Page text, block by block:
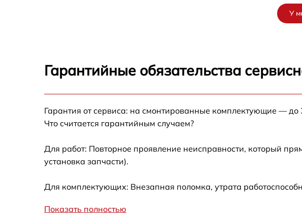
Замена звуковой платы Ardor X053
У
Гарантийные обязательства
Гарантия от сервиса: на смонтированные комплектующие — до
Что считается гарантийным случаем?
Для работ: Повторное проявление неисправности, который
установка запчасти).
Для комплектующих: Внезапная поломка, утрата
Показать полностью